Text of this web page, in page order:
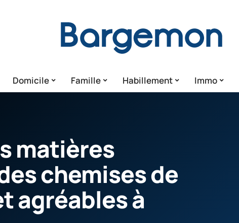
Domicile Famille Habillement Immo
matières
chemises de
agréables à